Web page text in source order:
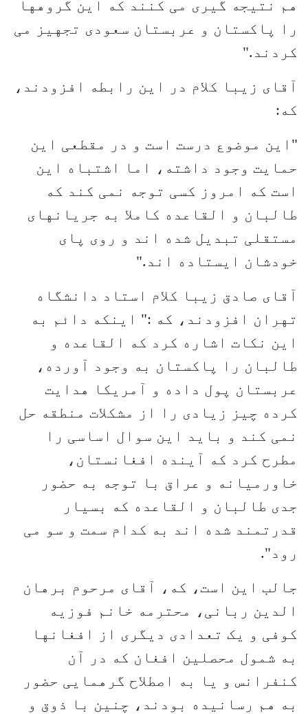
هم نتیجه گیری می کنند که این گروهها
را پاکستان و عربستان سعودی تجهیز می
کردند."
آقای زیبا کلام در این رابطه افزودند،
که:
"این موضوع درست است و در مقطعی این
حمایت وجود داشته، اما اشتباه این
است که امروز کسی توجه نمی کند که
طالبان و القاعده کاملا به جریانهای
مستقلی تبدیل شده اند و روی پای
خودشان ایستاده اند."
آقای صادق زیبا کلام استاد دانشگاه
تهران افزودند، که :" اینکه دائم به
این نکات اشاره کرد که القاعده و
طالبان را پاکستان به وجود آورده،
عربستان پول داده و آمریکا هدایت
کرده چیز زیادی را از مشکلات منطقه حل
نمی کند و باید این سوال اساسی را
مطرح کرد که آینده افغانستان،
خاورمیانه و عراق با توجه به حضور
جدی طالبان و القاعده که بسیار
قدرتمند شده اند به کدام سمت و سو می
رود".
جالب این است، که، آقای مرحوم برهان
الدین ربانی، محترمه خانم فوزیه
کوفی و یک تعدادی دیگری از افغانها
به شمول محصلین افغان که در آن
کنفرانس و یا به اصطلاح گرهمایی حضور
به هم رسانیده بودند، چنین با ذوق و